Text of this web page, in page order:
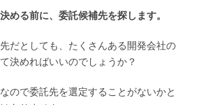
める前に、委託候補先を探します。
だとしても、たくさんある開発会社の
決めればいいのでしょうか？
ので委託先を選定することがないかと